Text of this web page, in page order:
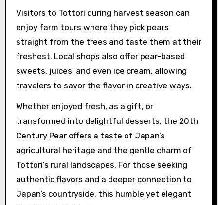
Visitors to Tottori during harvest season can
enjoy farm tours where they pick pears
straight from the trees and taste them at their
freshest. Local shops also offer pear-based
sweets, juices, and even ice cream, allowing
travelers to savor the flavor in creative ways.
Whether enjoyed fresh, as a gift, or
transformed into delightful desserts, the 20th
Century Pear offers a taste of Japan’s
agricultural heritage and the gentle charm of
Tottori’s rural landscapes. For those seeking
authentic flavors and a deeper connection to
Japan’s countryside, this humble yet elegant